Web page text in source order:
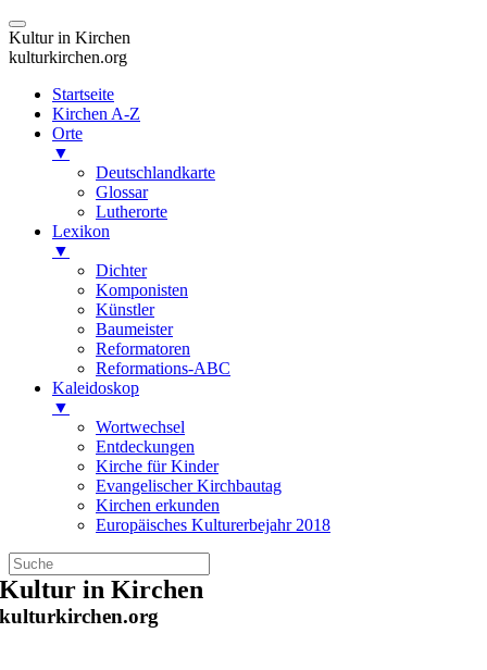
Kultur in Kirchen
kulturkirchen.org
Startseite
Kirchen A-Z
Orte
▼
Deutschlandkarte
Glossar
Lutherorte
Lexikon
▼
Dichter
Komponisten
Künstler
Baumeister
Reformatoren
Reformations-ABC
Kaleidoskop
▼
Wortwechsel
Entdeckungen
Kirche für Kinder
Evangelischer Kirchbautag
Kirchen erkunden
Europäisches Kulturerbejahr 2018
Zum
Inhalt
springen
Kultur in Kirchen
kulturkirchen.org